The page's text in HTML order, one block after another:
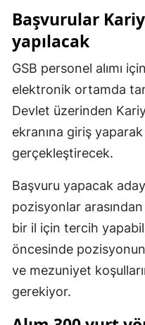
Başvurular
yapılacak
GSB personel alımı
elektronik ortamda
Devlet üzerinden
ekranına giriş
gerçekleştirecek.
Başvuru yapacak
pozisyonlar
bir il için tercih
öncesinde
ve mezuniyet
gerekiyor.